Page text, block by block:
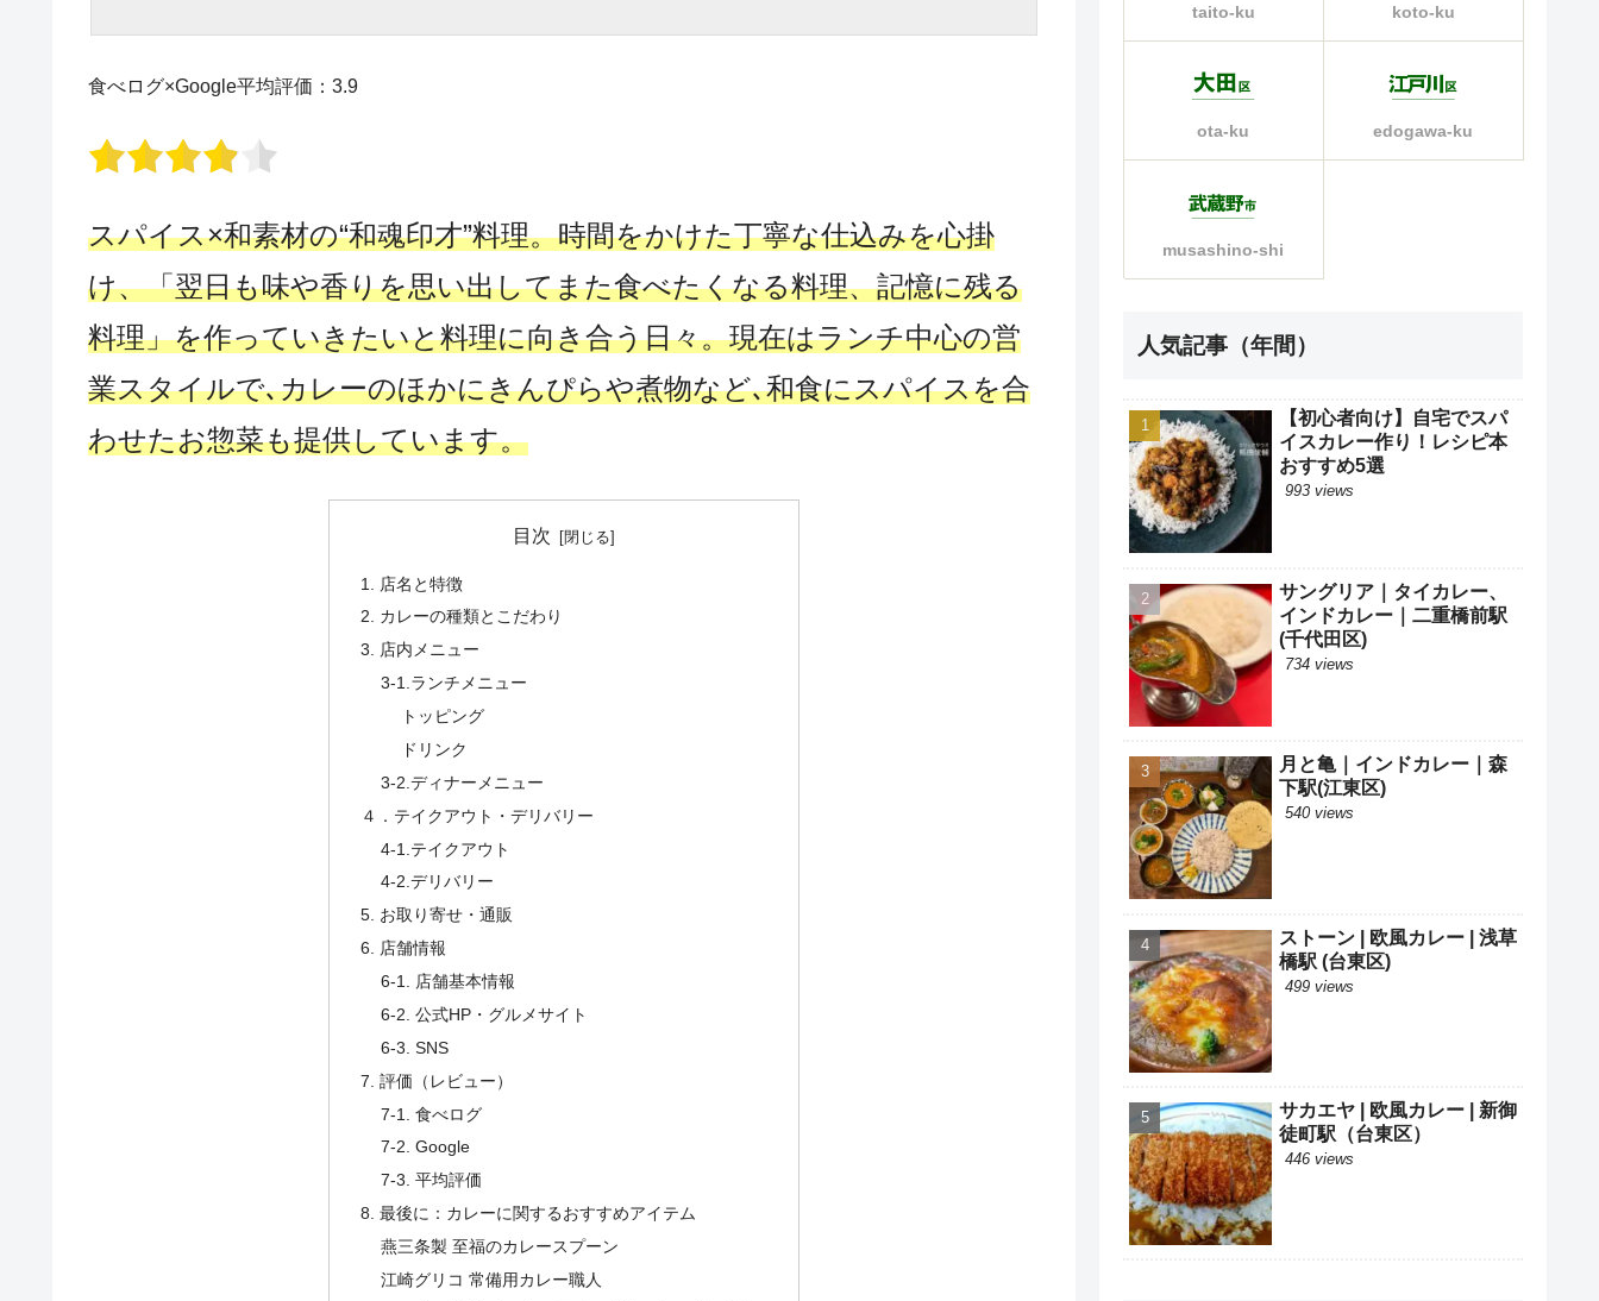
食べログ×Google平均評価：3.9
スパイス×和素材の“和魂印才”料理。時間をかけた丁寧な仕込みを心掛
け、「翌日も味や香りを思い出してまた食べたくなる料理、記憶に残る
料理」を作っていきたいと料理に向き合う日々。現在はランチ中心の営
業スタイルで､カレーのほかにきんぴらや煮物など､和食にスパイスを合
わせたお惣菜も提供しています。
目次
1. 店名と特徴
2. カレーの種類とこだわり
3. 店内メニュー
3-1.ランチメニュー
トッピング
ドリンク
3-2.ディナーメニュー
４．テイクアウト・デリバリー
4-1.テイクアウト
4-2.デリバリー
5. お取り寄せ・通販
6. 店舗情報
6-1. 店舗基本情報
6-2. 公式HP・グルメサイト
6-3. SNS
7. 評価（レビュー）
7-1. 食べログ
7-2. Google
7-3. 平均評価
8. 最後に：カレーに関するおすすめアイテム
燕三条製 至福のカレースプーン
江崎グリコ 常備用カレー職人
taito-ku koto-ku
ota-ku edogawa-ku
musashino-shi
人気記事（年間）
【初心者向け】自宅でスパ
イスカレー作り！レシピ本
おすすめ5選
993 views
サングリア｜タイカレー、
インドカレー｜二重橋前駅
(千代田区)
734 views
月と亀｜インドカレー｜森
下駅(江東区)
540 views
ストーン | 欧風カレー | 浅草
橋駅 (台東区)
499 views
サカエヤ | 欧風カレー | 新御
徒町駅（台東区）
446 views